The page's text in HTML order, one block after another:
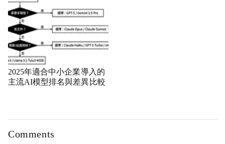
2025年適合中小企業導入的
主流AI模型排名與差異比較
Comments